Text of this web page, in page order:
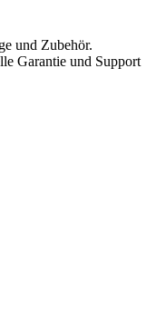
und Zubehör.
Garantie und Support